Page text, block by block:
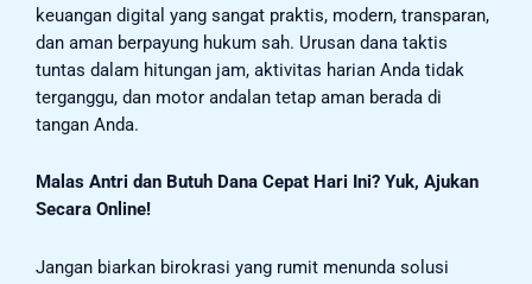
keuangan digital yang sangat praktis, modern, transparan,
dan aman berpayung hukum sah. Urusan dana taktis
tuntas dalam hitungan jam, aktivitas harian Anda tidak
terganggu, dan motor andalan tetap aman berada di
tangan Anda.
Malas Antri dan Butuh Dana Cepat Hari Ini? Yuk, Ajukan
Secara Online!
Jangan biarkan birokrasi yang rumit menunda solusi